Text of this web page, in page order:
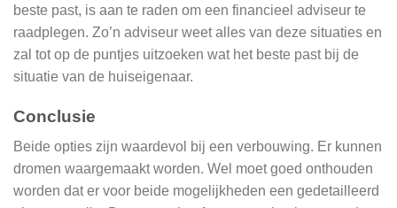
beste past, is aan te raden om een financieel adviseur te
raadplegen. Zo’n adviseur weet alles van deze situaties en
zal tot op de puntjes uitzoeken wat het beste past bij de
situatie van de huiseigenaar.
Conclusie
Beide opties zijn waardevol bij een verbouwing. Er kunnen
dromen waargemaakt worden. Wel moet goed onthouden
worden dat er voor beide mogelijkheden een gedetailleerd